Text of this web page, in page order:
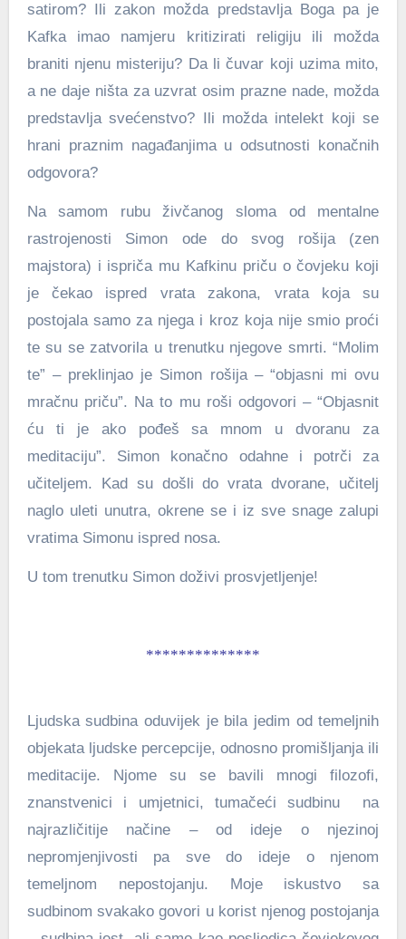
satirom? Ili zakon možda predstavlja Boga pa je
Kafka imao namjeru kritizirati religiju ili možda
braniti njenu misteriju? Da li čuvar koji uzima mito,
a ne daje ništa za uzvrat osim prazne nade, možda
predstavlja svećenstvo? Ili možda intelekt koji se
hrani praznim nagađanjima u odsutnosti konačnih
odgovora?
Na samom rubu živčanog sloma od mentalne
rastrojenosti Simon ode do svog rošija (zen
majstora) i ispriča mu Kafkinu priču o čovjeku koji
je čekao ispred vrata zakona, vrata koja su
postojala samo za njega i kroz koja nije smio proći
te su se zatvorila u trenutku njegove smrti. “Molim
te” – preklinjao je Simon rošija – “objasni mi ovu
mračnu priču”. Na to mu roši odgovori – “Objasnit
ću ti je ako pođeš sa mnom u dvoranu za
meditaciju”. Simon konačno odahne i potrči za
učiteljem. Kad su došli do vrata dvorane, učitelj
naglo uleti unutra, okrene se i iz sve snage zalupi
vratima Simonu ispred nosa.
U tom trenutku Simon doživi prosvjetljenje!
**************
Ljudska sudbina oduvijek je bila jedim od temeljnih
objekata ljudske percepcije, odnosno promišljanja ili
meditacije. Njome su se bavili mnogi filozofi,
znanstvenici i umjetnici, tumačeći sudbinu na
najrazličitije načine – od ideje o njezinoj
nepromjenjivosti pa sve do ideje o njenom
temeljnom nepostojanju. Moje iskustvo sa
sudbinom svakako govori u korist njenog postojanja